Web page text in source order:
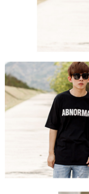
※ 交易是否成功請以「
是否繳費成功／繳費後需取
https://
１．透過由恩沛科技股份有
易，需依本服務之必要範圍內
權轉讓予恩沛科技股份有限公
２．關於個人資料處理事宜
https://aftee.tw/terms/#terms3
３．未成年的使用者請事先徵
「AFTEE先享後付」，若未
４．使用「AFTEE先享後付
時審查核予不同之上限額度
請求用戶進行身份認證。
５．嚴禁一人註冊多個帳號
恩沛科技股份有限公司將有
每筆NT$80，滿
每筆NT$120，滿
海外宅配 (TWD)